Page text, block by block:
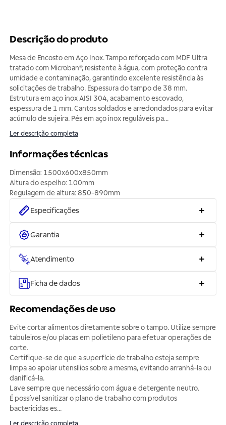
Descrição do produto
Mesa de Encosto em Aço Inox. Tampo reforçado com MDF Ultra
tratado com Microban®, resistente à água, com proteção contra
umidade e contaminação, garantindo excelente resistência às
solicitações de trabalho. Espessura do tampo de 38 mm.
Estrutura em aço inox AISI 304, acabamento escovado,
espessura de 1 mm. Cantos soldados e arredondados para evitar
acúmulo de sujeira. Pés em aço inox reguláveis pa...
Ler descrição completa
Informações técnicas
Dimensão: 1500x600x850mm
Altura do espelho: 100mm
Regulagem de altura: 850-890mm
Especificações
Garantia
Atendimento
Ficha de dados
Recomendações de uso
Evite cortar alimentos diretamente sobre o tampo. Utilize sempre
tabuleiros e/ou placas em polietileno para efetuar operações de
corte.
Certifique-se de que a superfície de trabalho esteja sempre
limpa ao apoiar utensílios sobre a mesma, evitando arranhá-la ou
danificá-la.
Lave sempre que necessário com água e detergente neutro.
É possível sanitizar o plano de trabalho com produtos
bactericidas es...
Ler descrição completa